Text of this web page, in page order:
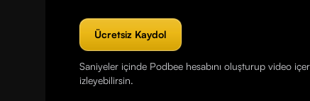
Ücretsiz Kaydol
Saniyeler içinde Podbee hesabını oluşturup video
izleyebilirsin.